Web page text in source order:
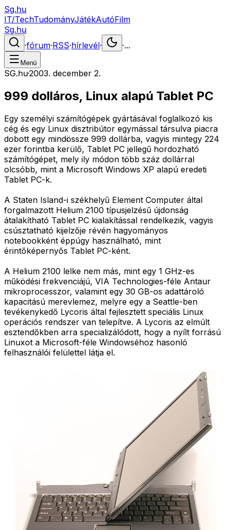
Sg.hu
IT/TechTudományJátékAutóFilm
Sg.hu
·fórum·RSS·hírlevél· ·...
Menü
SG.hu·2003. december 2.
999 dolláros, Linux alapú Tablet PC
Egy személyi számítógépek gyártásával foglalkozó kis
cég és egy Linux disztribútor egymással társulva piacra
dobott egy mindössze 999 dollárba, vagyis mintegy 224
ezer forintba kerülő, Tablet PC jellegű hordozható
számítógépet, mely ily módon több száz dollárral
olcsóbb, mint a Microsoft Windows XP alapú eredeti
Tablet PC-k.
A Staten Island-i székhelyű Element Computer által
forgalmazott Helium 2100 típusjelzésű újdonság
átalakítható Tablet PC kialakítással rendelkezik, vagyis
csúsztatható kijelzője révén hagyományos
notebookként éppúgy használható, mint
érintőképernyős Tablet PC-ként.
A Helium 2100 lelke nem más, mint egy 1 GHz-es
működési frekvenciájú, VIA Technologies-féle Antaur
mikroprocesszor, valamint egy 30 GB-os adattároló
kapacitású merevlemez, melyre egy a Seattle-ben
tevékenykedő Lycoris által fejlesztett speciális Linux
operációs rendszer van telepítve. A Lycoris az elmúlt
esztendőkben arra specializálódott, hogy a nyílt forrású
Linuxot a Microsoft-féle Windowséhoz hasonló
felhasználói felülettel látja el.